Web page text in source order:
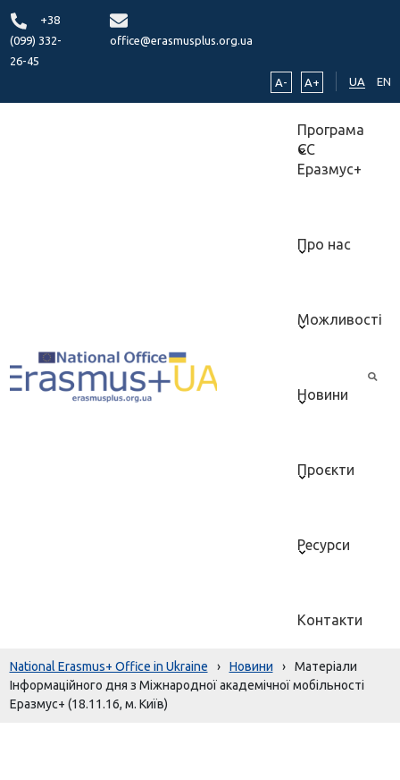
+38
(099) 332-
26-45
office@erasmusplus.org.ua
A- A+ UA EN
Програма
ЄС
Еразмус+
Про нас
Можливості
Новини
Проєкти
Ресурси
Контакти
National Erasmus+ Office in Ukraine › Новини ›
Матеріали
Інформаційного дня з Міжнародної академічної мобільності
Еразмус+ (18.11.16, м. Київ)